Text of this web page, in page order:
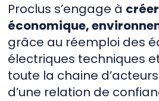
Proclus s’engage à
économique,
grâce au réemploi des
électriques techniques
toute la chaine
d’une relation de